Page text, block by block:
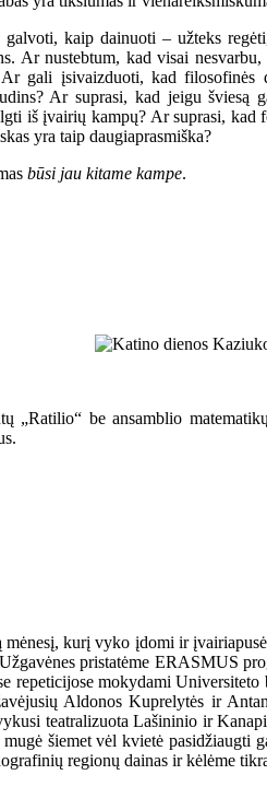
kaip dainuoti – užteks
Ar nustebtum, kad visai
gali įsivaizduoti, kad filosofinės
Ar suprasi, kad jeigu šviesą
iš įvairių kampų? Ar suprasi, kad
yra taip daugiaprasmiška?
būsi jau kitame kampe.
„Ratilio“ be ansamblio
kurį vyko įdomi ir
pristatėme ERASMUS
repeticijose mokydami
Aldonos Kuprelytės ir
teatralizuota Lašininio ir
šiemet vėl kvietė
regionų dainas ir kėlėme